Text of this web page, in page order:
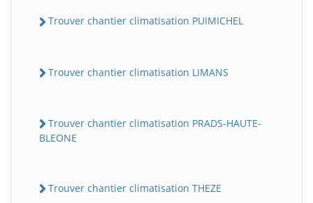
Trouver chantier climatisation PUIMICHEL
Trouver chantier climatisation LIMANS
Trouver chantier climatisation PRADS-HAUTE-
BLEONE
Trouver chantier climatisation THEZE